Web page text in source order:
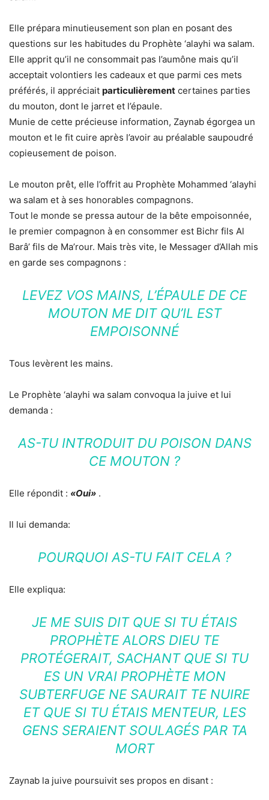
Elle prépara minutieusement son plan en posant des
questions sur les habitudes du Prophète ‘alayhi wa salam.
Elle apprit qu’il ne consommait pas l’aumône mais qu’il
acceptait volontiers les cadeaux et que parmi ces mets
préférés, il appréciait particulièrement certaines parties
du mouton, dont le jarret et l’épaule.
Munie de cette précieuse information, Zaynab égorgea un
mouton et le fit cuire après l’avoir au préalable saupoudré
copieusement de poison.
Le mouton prêt, elle l’offrit au Prophète Mohammed ‘alayhi
wa salam et à ses honorables compagnons.
Tout le monde se pressa autour de la bête empoisonnée,
le premier compagnon à en consommer est Bichr fils Al
Barâ’ fils de Ma’rour. Mais très vite, le Messager d’Allah mis
en garde ses compagnons :
LEVEZ VOS MAINS, L’ÉPAULE DE CE
MOUTON ME DIT QU’IL EST
EMPOISONNÉ
Tous levèrent les mains.
Le Prophète ‘alayhi wa salam convoqua la juive et lui
demanda :
AS-TU INTRODUIT DU POISON DANS
CE MOUTON ?
Elle répondit : «Oui» .
Il lui demanda:
POURQUOI AS-TU FAIT CELA ?
Elle expliqua:
JE ME SUIS DIT QUE SI TU ÉTAIS
PROPHÈTE ALORS DIEU TE
PROTÉGERAIT, SACHANT QUE SI TU
ES UN VRAI PROPHÈTE MON
SUBTERFUGE NE SAURAIT TE NUIRE
ET QUE SI TU ÉTAIS MENTEUR, LES
GENS SERAIENT SOULAGÉS PAR TA
MORT
Zaynab la juive poursuivit ses propos en disant :